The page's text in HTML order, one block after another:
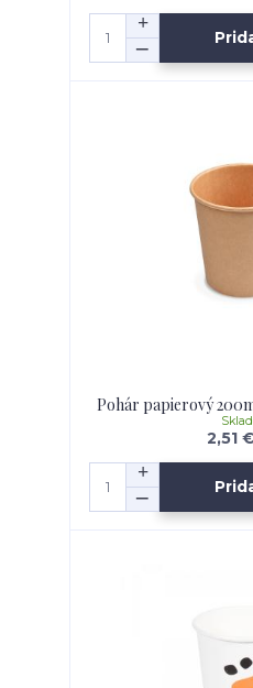
Pohár papierový
2,51